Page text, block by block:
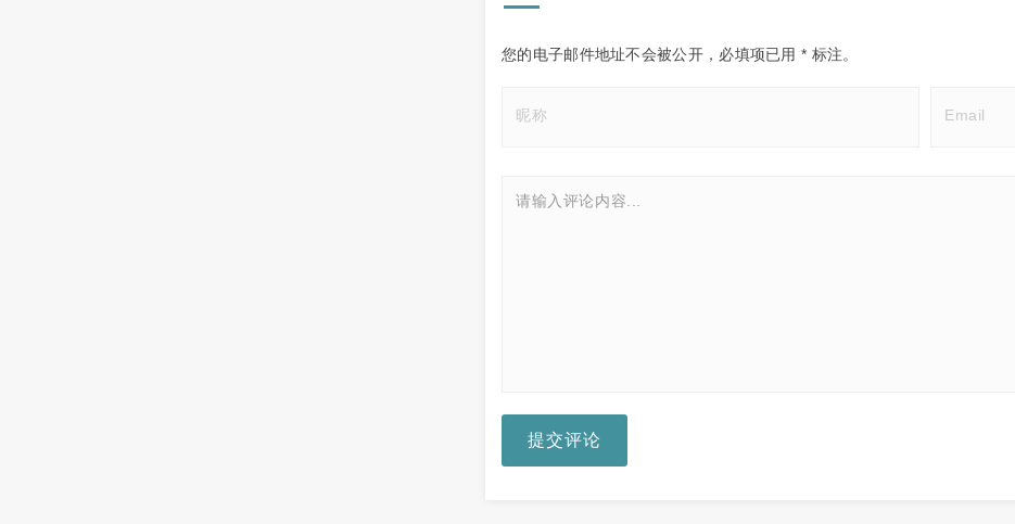
您的电子邮件地址不会被公开， 必填项已用* 标注。
提交评论